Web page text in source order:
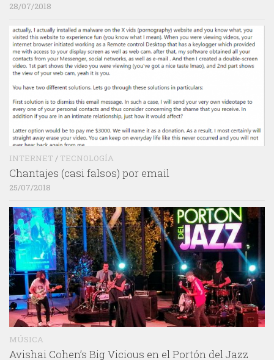
28/07/2018
INTERNET / TECNOLOGÍA
Chantajes (casi falsos) por email
25/07/2018
MÚSICA
Avishai Cohen’s Big Vicious en el Portón del Jazz